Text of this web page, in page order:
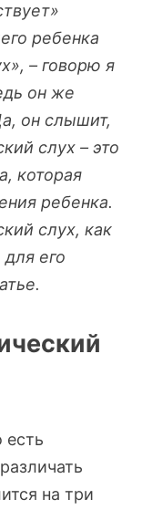
ребенка
– говорю я
он же
он слышит,
слух – это
которая
ребенка.
слух, как
его
есть
на три